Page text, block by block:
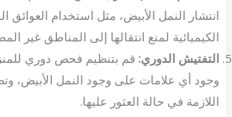
انتشار النمل الأبيض، مثل استخدام العوائق
الكيميائية لمنع انتقالها إلى المناطق غير
التفتيش الدوري: قم بتنظيم فحص دوري
وجود أي علامات على وجود النمل الأبيض،
اللازمة في حالة العثور عليها.